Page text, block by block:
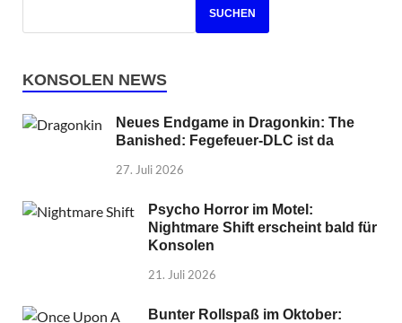
SUCHEN
KONSOLEN NEWS
Neues Endgame in Dragonkin: The
Banished: Fegefeuer-DLC ist da
27. Juli 2026
Psycho Horror im Motel:
Nightmare Shift erscheint bald für
Konsolen
21. Juli 2026
Bunter Rollspaß im Oktober: